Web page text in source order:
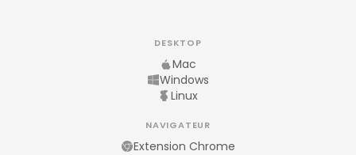
DESKTOP
Mac
Windows
Linux
NAVIGATEUR
Extension Chrome